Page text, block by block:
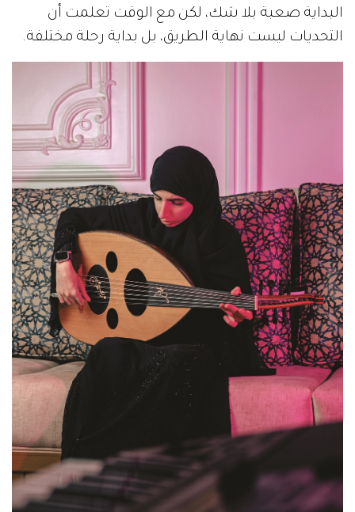
البداية صعبة بلا شك، لكن مع الوقت تعلمت أن
التحديات ليست نهاية الطريق، بل بداية رحلة مختلفة.